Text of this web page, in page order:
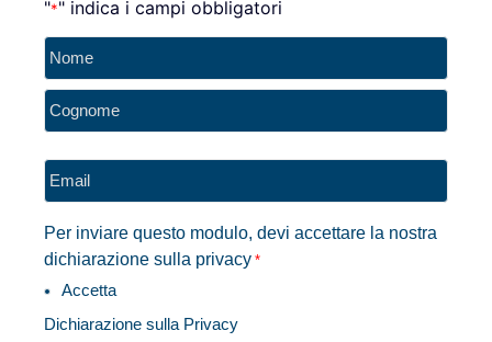
"*" indica i campi obbligatori
Nome
*
Email
*
Per inviare questo modulo, devi accettare la nostra
dichiarazione sulla privacy *
Accetta
Dichiarazione sulla Privacy